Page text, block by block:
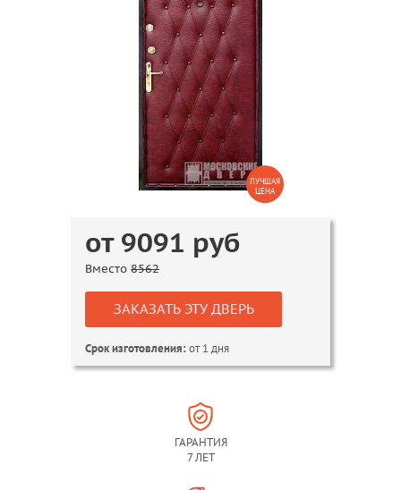
ЛУЧШАЯ
ЦЕНА
от 9091 руб
Вместо 8562
ЗАКАЗАТЬ ЭТУ ДВЕРЬ
Срок изготовления:от 1 дня
ГАРАНТИЯ
7 ЛЕТ